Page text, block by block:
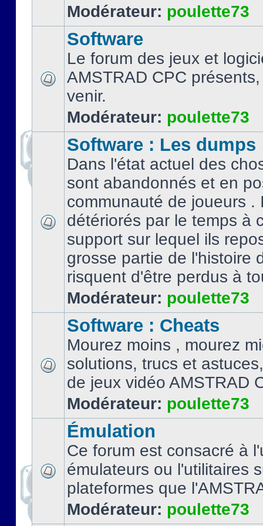
Modérateur: poulette73
Software
Le forum des jeux et
AMSTRAD CPC
venir.
Modérateur: poulette73
Software : Les dumps
Dans l'état actuel des
sont abandonnés et en
communauté de joueurs .
détériorés par le temps à
support sur lequel ils
grosse partie de l'histoire
risquent d'être perdus à
Modérateur: poulette73
Software : Cheats
Mourez moins , mourez
solutions, trucs et
de jeux vidéo AMSTRAD
Modérateur: poulette73
Émulation
Ce forum est consacré à
émulateurs ou l'utilitaires
plateformes que
Modérateur: poulette73